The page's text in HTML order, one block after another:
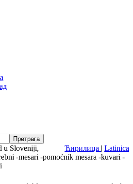
Ћирилица | Latinica
u Sloveniji,
-mesari -pomoćnik mesara -kuvari -